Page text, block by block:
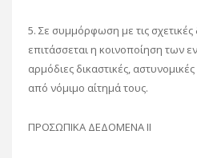
5. Σε συμμόρφωση με τις σχετικές
επιτάσσεται η κοινοποίηση των
αρμόδιες δικαστικές,
από νόμιμο αίτημά τους.
ΠΡΟΣΩΠΙΚΑ ΔΕΔΟΜΕΝΑ II